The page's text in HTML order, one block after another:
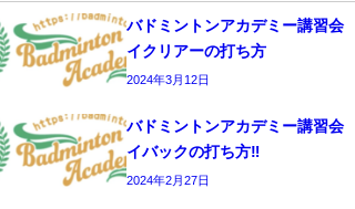
バドミントンアカデミー講習
イクリアーの打ち方
2024年3月12日
バドミントンアカデミー講習
イバックの打ち方‼️
2024年2月27日